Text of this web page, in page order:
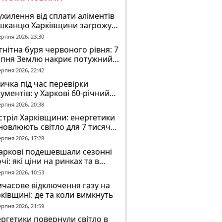
від сплати аліментів
Харківщини загрожує
років обмеження волі
2026, 23:30
буря червоного рівня: 7
Землю накриє потужний
шторм
2026, 22:42
під час перевірки
у Харкові 60-річний
постраждав у конфлікті з
2026, 20:38
Харківщини: енергетики
світло для 7 тисяч
2026, 17:28
подешевшали сезонні
які ціни на ринках та в
2026, 10:53
відключення газу на
де та коли вимкнуть
2026, 21:59
повернули світло в